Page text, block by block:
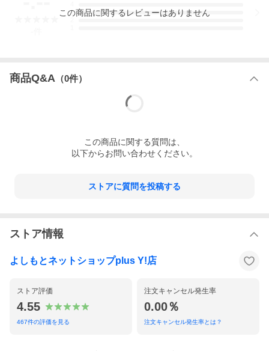
3
この商品に関するレビューはありません
商品Q&A （0件）
この商品に関する質問は、
以下からお問い合わせください。
ストアに質問を投稿する
ストア情報
よしもとネットショップplus Y!店
ストア評価
4.55
467件の評価を見る
注文キャンセル発生率
0.00％
注文キャンセル発生率とは？